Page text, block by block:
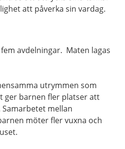
att påverka sin vardag.
avdelningar. Maten lagas
utrymmen som
ger barnen fler platser att
mellan
möter fler vuxna och